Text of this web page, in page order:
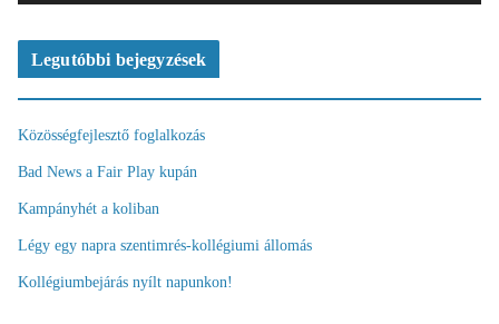
Legutóbbi bejegyzések
Közösségfejlesztő foglalkozás
Bad News a Fair Play kupán
Kampányhét a koliban
Légy egy napra szentimrés-kollégiumi állomás
Kollégiumbejárás nyílt napunkon!